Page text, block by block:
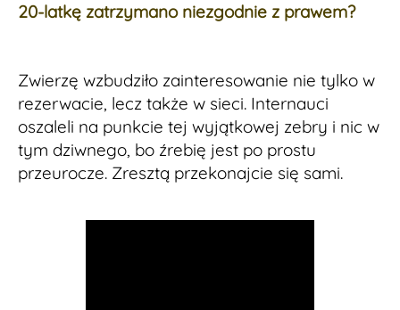
20-latkę zatrzymano niezgodnie z prawem?
Zwierzę wzbudziło zainteresowanie nie tylko w
rezerwacie, lecz także w sieci. Internauci
oszaleli na punkcie tej wyjątkowej zebry i nic w
tym dziwnego, bo źrebię jest po prostu
przeurocze. Zresztą przekonajcie się sami.